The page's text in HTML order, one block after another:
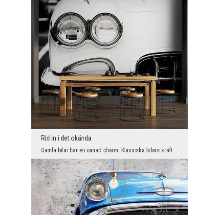
Rid in i det okända
Gamla bilar har en oanad charm. Klassiska bilars kraft ligger inte bara i deras utseende utan ock...